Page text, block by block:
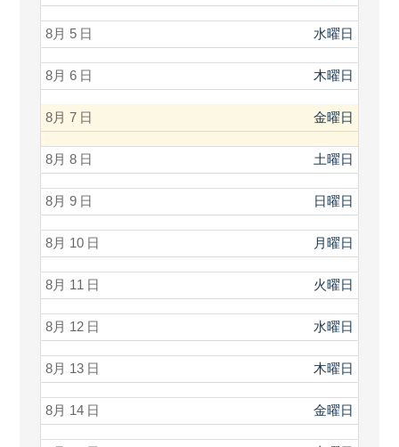
水曜日
8月 5
木曜日
8月 6
金曜日
8月 7
土曜日
8月 8
日曜日
8月 9
月曜日
8月 10
火曜日
8月 11
水曜日
8月 12
木曜日
8月 13
金曜日
8月 14